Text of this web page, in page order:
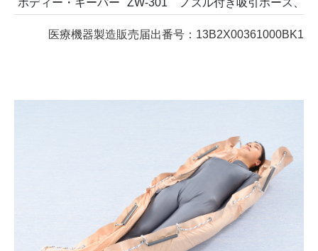
ボディー・キーパー
ZW-301 ノズル付き吸引ホース、
医療機器製造販売届出番号：13B2X00361000BK1